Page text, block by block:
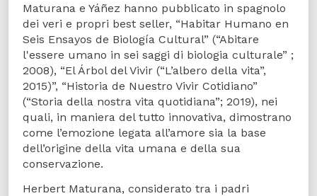
Maturana e Yáñez hanno pubblicato in spagnolo
dei veri e propri best seller, “Habitar Humano en
Seis Ensayos de Biología Cultural” (“Abitare
l'essere umano in sei saggi di biologia culturale” ;
2008), “El Árbol del Vivir (“L’albero della vita”,
2015)”, “Historia de Nuestro Vivir Cotidiano”
(“Storia della nostra vita quotidiana”; 2019), nei
quali, in maniera del tutto innovativa, dimostrano
come l’emozione legata all’amore sia la base
dell’origine della vita umana e della sua
conservazione.
Herbert Maturana, considerato tra i padri